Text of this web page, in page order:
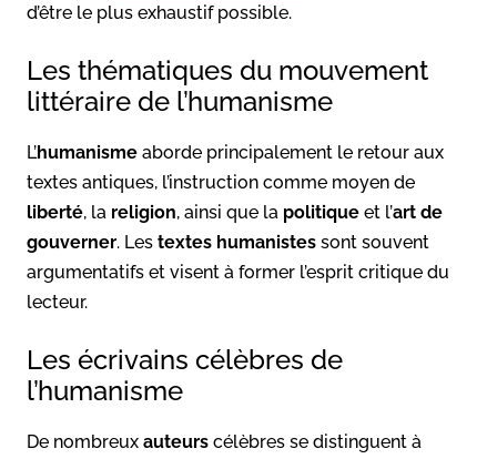
d’être le plus exhaustif possible.
Les thématiques du mouvement
littéraire de l’humanisme
L’humanisme aborde principalement le retour aux
textes antiques, l’instruction comme moyen de
liberté, la religion, ainsi que la politique et l’art de
gouverner. Les textes humanistes sont souvent
argumentatifs et visent à former l’esprit critique du
lecteur.
Les écrivains célèbres de
l’humanisme
De nombreux auteurs célèbres se distinguent à